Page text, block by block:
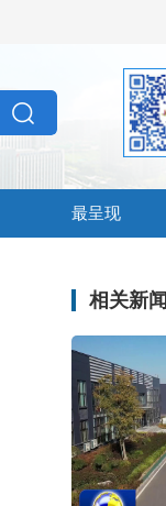
最呈现
相关新闻